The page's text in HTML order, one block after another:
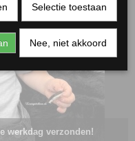
werkdag verzonden!
Selectie toestaan
Nee, niet akkoord